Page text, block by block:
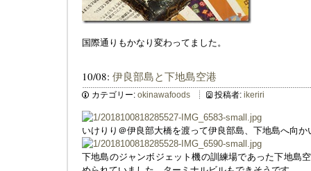
国際通りもかなり変わってました。
10/08: 伊良部島と下地島空港
カテゴリー: okinawafoods 投稿者: ikeriri
いけりり＠伊良部大橋を渡って伊良部島、下地島へ向か
下地島のジャンボジェット機の訓練場であった下地島